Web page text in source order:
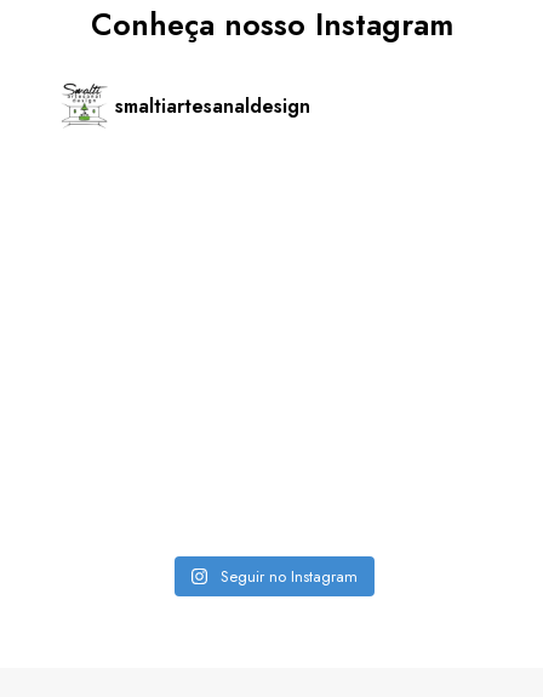
Conheça nosso Instagram
smaltiartesanaldesign
Seguir no Instagram